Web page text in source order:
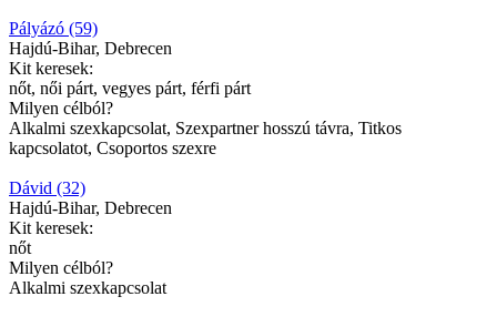
Pályázó (59)
Hajdú-Bihar, Debrecen
Kit keresek:
nőt, női párt, vegyes párt, férfi párt
Milyen célból?
Alkalmi szexkapcsolat, Szexpartner hosszú távra, Titkos
kapcsolatot, Csoportos szexre
Dávid (32)
Hajdú-Bihar, Debrecen
Kit keresek:
nőt
Milyen célból?
Alkalmi szexkapcsolat